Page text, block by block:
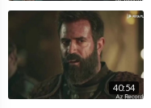
40:54